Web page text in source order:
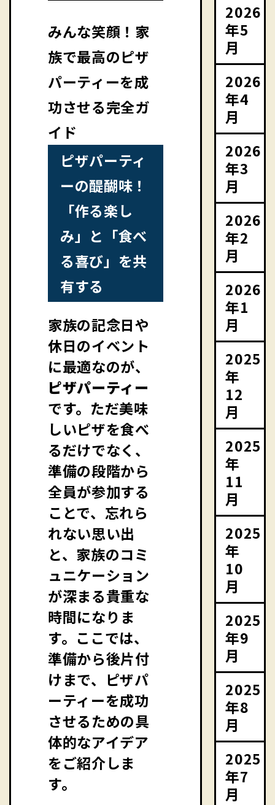
みんな笑顔！家
族で最高のピザ
パーティーを成
功させる完全ガ
イド
ピザパーティ
ーの醍醐味！
「作る楽し
み」と「食べ
る喜び」を共
有する
家族の記念日や
休日のイベント
に最適なのが、
ピザパーティー
です。ただ美味
しいピザを食べ
るだけでなく、
準備の段階から
全員が参加する
ことで、忘れら
れない思い出
と、家族のコミ
ュニケーション
が深まる貴重な
時間になりま
す。ここでは、
準備から後片付
けまで、ピザパ
ーティーを成功
させるための具
体的なアイデア
をご紹介しま
す。
2026
年5
月
2026
年4
月
2026
年3
月
2026
年2
月
2026
年1
月
2025
年
12
月
2025
年
11
月
2025
年
10
月
2025
年9
月
2025
年8
月
2025
年7
月